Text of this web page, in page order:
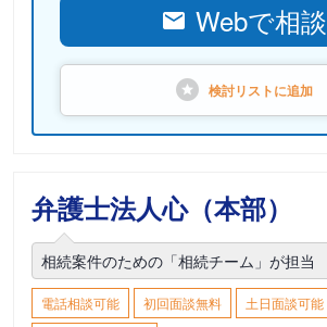
Webで相談
検討リストに追加
弁護士法人心（本部）
相続案件のための「相続チーム」が担当
電話相談可能 初回面談無料
土日面談可能